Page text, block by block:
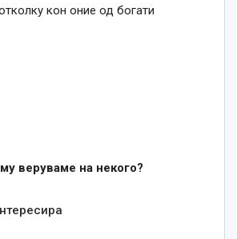
кон оние од богати
веруваме на некого?